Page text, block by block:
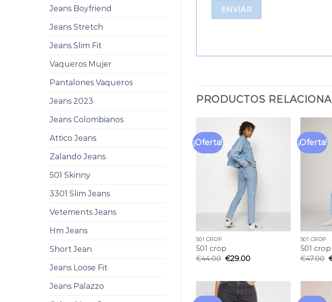
Jeans Boyfriend
Jeans Stretch
Jeans Slim Fit
Vaqueros Mujer
Pantalones Vaqueros
Jeans 2023
Jeans Colombianos
Attico Jeans
Zalando Jeans
501 Skinny
3301 Slim Jeans
Vetements Jeans
Hm Jeans
Short Jean
Jeans Loose Fit
Jeans Palazzo
PRODUCTOS
¡Oferta!
501 CROP
501 crop
€44.00 €29.00
¡Oferta!
501 CROP
501 crop
€47.00